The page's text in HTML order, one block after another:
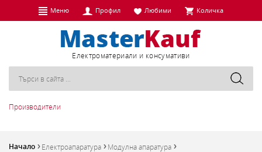
Меню Профил Любими Количка
Eлектроматериали и консумативи
Производители
Начало Електроапаратура
Модулна апаратура